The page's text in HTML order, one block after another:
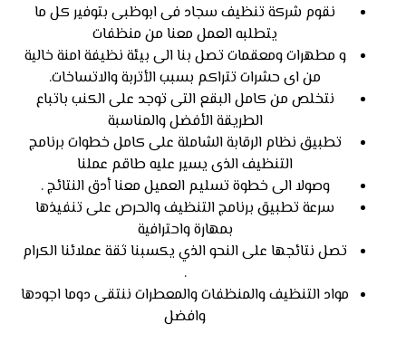
نقوم شركة تنظيف سجاد فى ابوظبى بتوفير كل ما
يتطلبه العمل معنا من منظفات
و مطهرات ومعقمات تصل بنا الى بيئة نظيفة امنة خالية
من اى حشرات تتراكم بسبب الأتربة والاتساخات.
نتخلص من كامل البقع التى توجد على الكنب باتباع
الطريقة الأفضل والمناسبة
تطبيق نظام الرقابة الشاملة على كامل خطوات برنامج
التنظيف الذى يسير عليه طاقم عملنا
وصولا الى خطوة تسليم العميل معنا أدق النتائج .
سرعة تطبيق برنامج التنظيف والحرص على تنفيذها
بمهارة واحترافية
تصل نتائجها على النحو الذي يكسبنا ثقة عملائنا الكرام
.
مواد التنظيف والمنظفات والمعطرات ننتقى دوما اجودها
وافضل